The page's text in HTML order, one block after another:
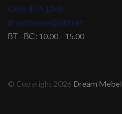
(068) 447-13-04
dreammebel@ukr.net
ВТ - ВС: 10.00 - 15.00
© Copyright 2026 Dream Mebel